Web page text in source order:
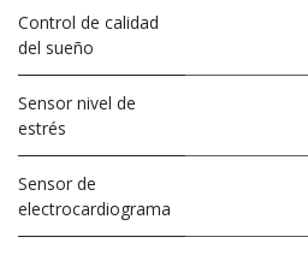
Control de calidad
del sueño
Sensor nivel de
estrés
Sensor de
electrocardiograma